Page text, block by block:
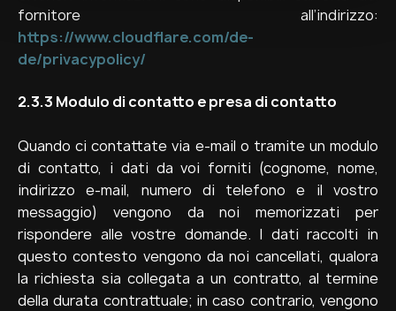
fornitore all’indirizzo:
https://www.cloudflare.com/de-
de/privacypolicy/
2.3.3 Modulo di contatto e presa di contatto
Quando ci contattate via e-mail o tramite un modulo
di contatto, i dati da voi forniti (cognome, nome,
indirizzo e-mail, numero di telefono e il vostro
messaggio) vengono da noi memorizzati per
rispondere alle vostre domande. I dati raccolti in
questo contesto vengono da noi cancellati, qualora
la richiesta sia collegata a un contratto, al termine
della durata contrattuale; in caso contrario, vengono